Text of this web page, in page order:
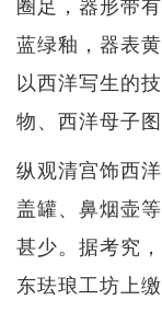
蓝绿釉，器表
以西洋写生的
物、西洋母子图
纵观清宫饰西
盖罐、鼻烟壶
甚少。据考究
东珐琅工坊上缴